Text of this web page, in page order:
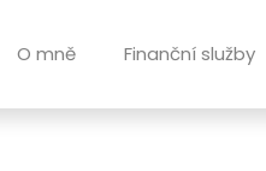
O mně Finanční služby